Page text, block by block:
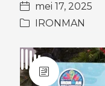
mei 17, 2025
IRONMAN